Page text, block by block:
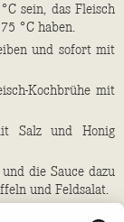
sein, das Fleisch
°C haben.
und sofort mit
Kochbrühe mit
Salz und Honig
die Sauce dazu
und Feldsalat.